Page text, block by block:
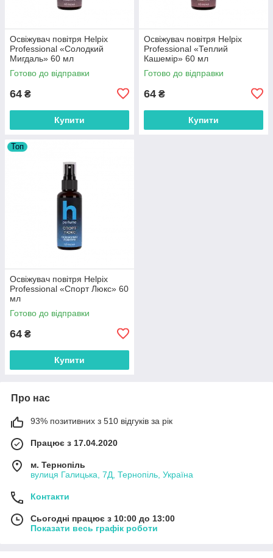
Освіжувач повітря Helpix
Professional «Солодкий
Мигдаль» 60 мл
Готово до відправки
64 ₴
Купити
Освіжувач повітря Helpix
Professional «Теплий
Кашемір» 60 мл
Готово до відправки
64 ₴
Купити
Топ
Освіжувач повітря Helpix
Professional «Спорт Люкс» 60
мл
Готово до відправки
64 ₴
Купити
Про нас
93% позитивних з 510 відгуків за рік
Працює з 17.04.2020
м. Тернопіль
вулиця Галицька, 7Д, Тернопіль, Україна
Контакти
Сьогодні працює з 10:00 до 13:00
Показати весь графік роботи